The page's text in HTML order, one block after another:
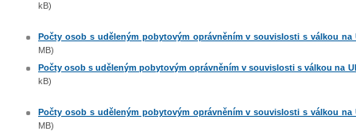
kB)
Počty osob s uděleným pobytovým oprávněním v souvislosti s válkou na
MB)
Počty osob s uděleným pobytovým oprávněním v souvislosti s válkou na
kB)
Počty osob s uděleným pobytovým oprávněním v souvislosti s válkou na
MB)